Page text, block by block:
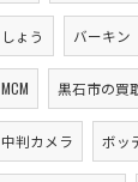
しょう バーキン
MCM 黒石市の買
中判カメラ ボッ